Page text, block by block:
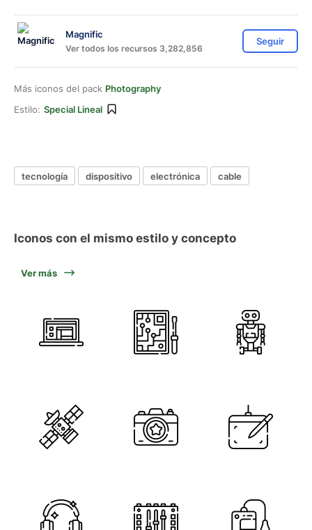
Magnific
Ver todos los recursos 3,282,856
Seguir
Más iconos del pack Photography
Estilo: Special Lineal
tecnología dispositivo electrónica cable
Iconos con el mismo estilo y concepto
Ver más